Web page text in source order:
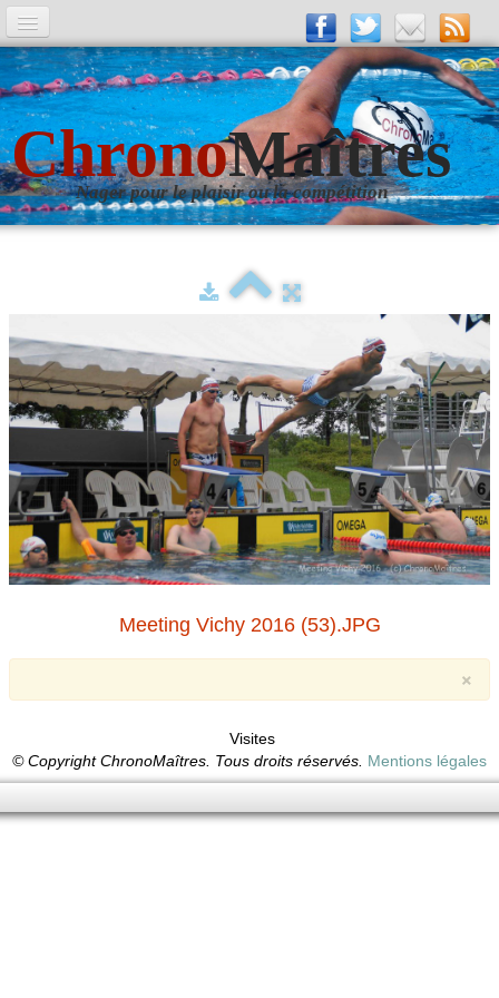
A la Une
Entrainements
La revue
Les numéros
Photos
Evènements▼
ChronoMaîtres
Nager pour le plaisir ou la compétition
Meeting Vichy 2016 (53).JPG
×
Visites
© Copyright ChronoMaîtres. Tous droits réservés. Mentions légales